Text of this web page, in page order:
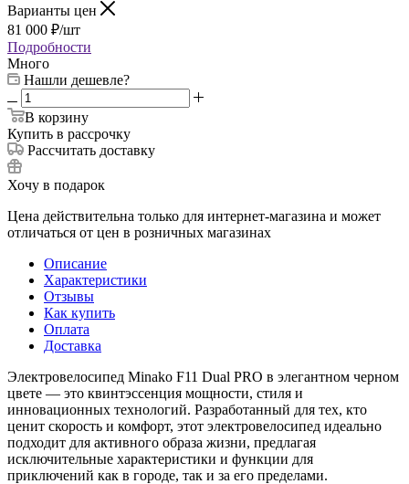
Варианты цен
81 000 ₽/шт
Подробности
Много
Нашли дешевле?
В корзину
Купить в рассрочку
Рассчитать доставку
Хочу в подарок
Цена действительна только для интернет-магазина и может
отличаться от цен в розничных магазинах
Описание
Характеристики
Отзывы
Как купить
Оплата
Доставка
Электровелосипед Minako F11 Dual PRO в элегантном черном
цвете — это квинтэссенция мощности, стиля и
инновационных технологий. Разработанный для тех, кто
ценит скорость и комфорт, этот электровелосипед идеально
подходит для активного образа жизни, предлагая
исключительные характеристики и функции для
приключений как в городе, так и за его пределами.